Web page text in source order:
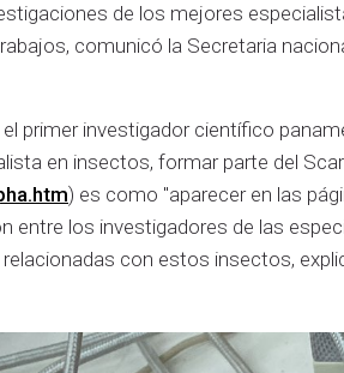
de los mejores
comunicó la Secretaria
primer investigador científico
en insectos, formar parte del
) es como "aparecer en las
entre los investigadores de las
con estos insectos,